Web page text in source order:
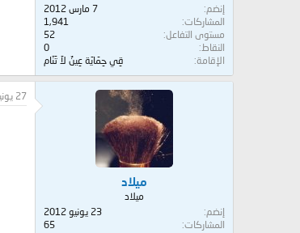
إنضم
7 مارس 2012
المشاركات
1,941
مستوى التفاعل
52
النقاط
0
الإقامة
قِي حِمَايَة عِينٌ لاَ تَنَام
ميلاد
ميلاد
إنضم
23 يونيو 2012
المشاركات
65
27 يونيو 2012